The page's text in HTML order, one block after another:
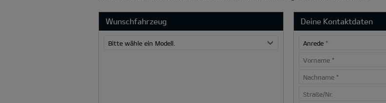
Wunschfahrzeug
Bitte wähle ein Modell.
Deine Kontaktdaten
Anrede *
Vorname *
Nachname *
Straße/Nr.